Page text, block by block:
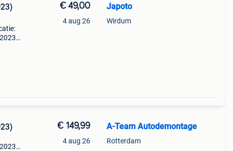
€ 49,00
4 aug 26
Japoto
Wirdum
€ 149,99
4 aug 26
A-Team Autodemontage
Rotterdam